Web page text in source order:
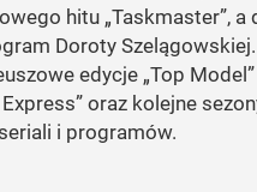
hitu „Taskmaster”, a
Doroty
edycje „Top Model”
oraz kolejne
i programów.